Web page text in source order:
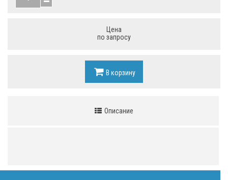
Цена
по запросу
В корзину
Описание